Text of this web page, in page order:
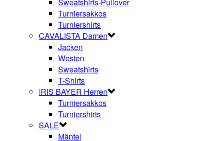
Turniersakkos
Turniershirts
CAVALISTA Damen
Jacken
Westen
Sweatshirts
T-Shirts
IRIS BAYER Herren
Turniersakkos
Turniershirts
SALE
Mäntel